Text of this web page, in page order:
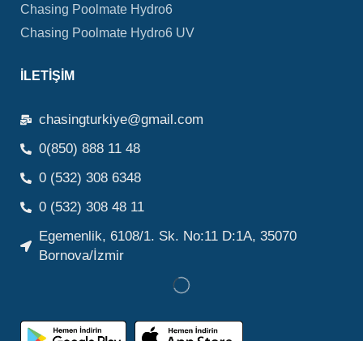
Chasing Poolmate Hydro6
Chasing Poolmate Hydro6 UV
İLETIŞIM
chasingturkiye@gmail.com
0(850) 888 11 48
0 (532) 308 6348
0 (532) 308 48 11
Egemenlik, 6108/1. Sk. No:11 D:1A, 35070
Bornova/İzmir